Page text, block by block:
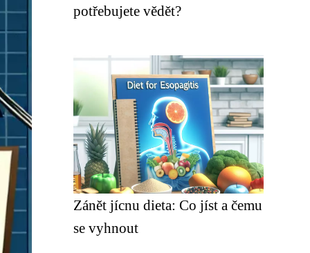
potřebujete vědět?
Zánět jícnu dieta: Co jíst a čemu
se vyhnout